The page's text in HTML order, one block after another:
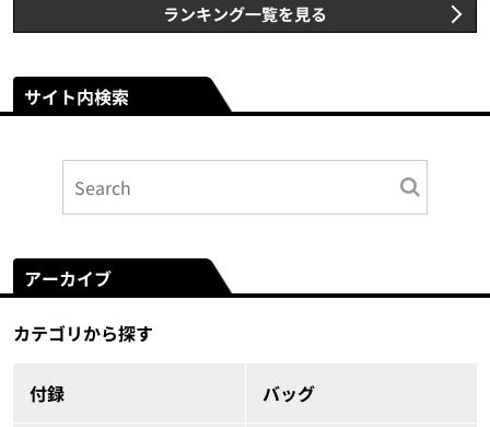
ランキング一覧を見る
サイト内検索
アーカイブ
カテゴリから探す
付録 バッグ